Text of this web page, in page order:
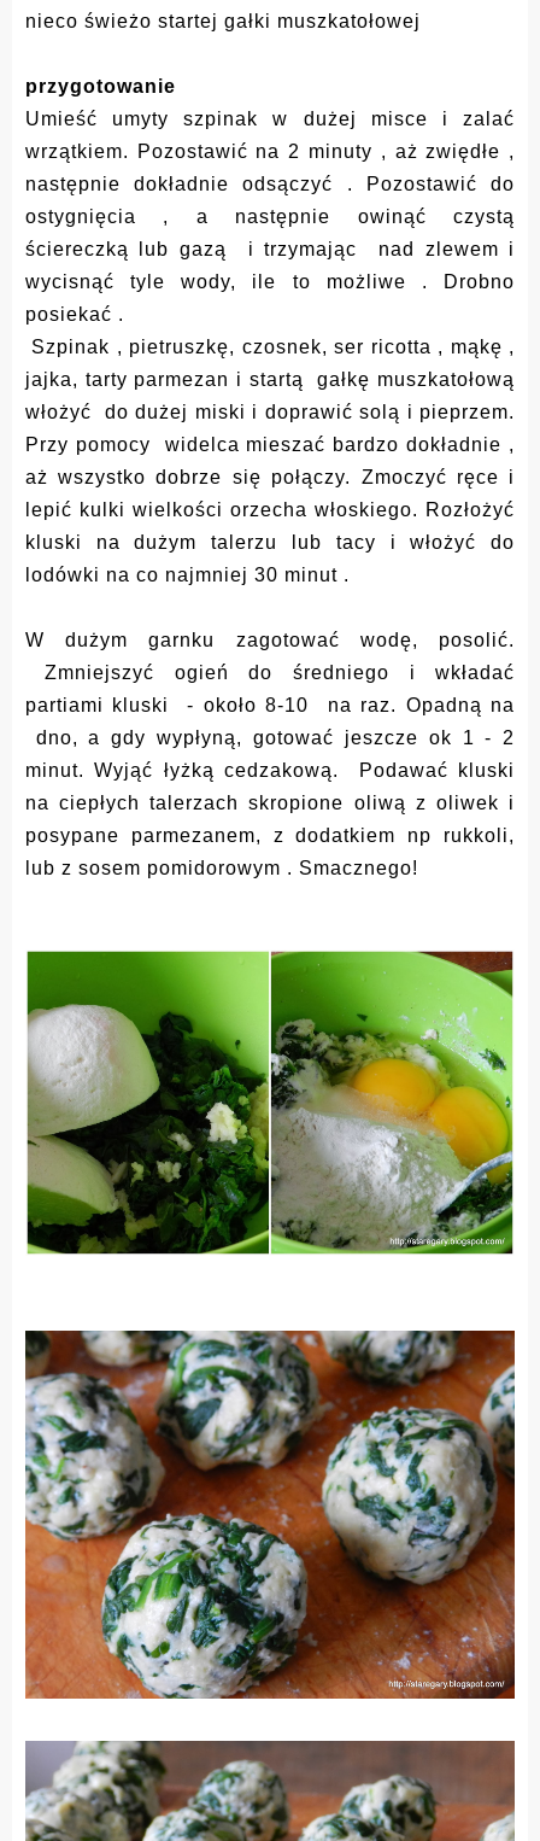
nieco świeżo startej gałki muszkatołowej
przygotowanie
Umieść umyty szpinak w dużej misce i zalać
wrzątkiem. Pozostawić na 2 minuty , aż zwiędłe ,
następnie dokładnie odsączyć . Pozostawić do
ostygnięcia , a następnie owinąć czystą
ściereczką lub gazą i trzymając nad zlewem i
wycisnąć tyle wody, ile to możliwe . Drobno
posiekać .
Szpinak , pietruszkę, czosnek, ser ricotta , mąkę ,
jajka, tarty parmezan i startą gałkę muszkatołową
włożyć do dużej miski i doprawić solą i pieprzem.
Przy pomocy widelca mieszać bardzo dokładnie ,
aż wszystko dobrze się połączy. Zmoczyć ręce i
lepić kulki wielkości orzecha włoskiego. Rozłożyć
kluski na dużym talerzu lub tacy i włożyć do
lodówki na co najmniej 30 minut .
W dużym garnku zagotować wodę, posolić.
Zmniejszyć ogień do średniego i wkładać
partiami kluski - około 8-10 na raz. Opadną na
dno, a gdy wypłyną, gotować jeszcze ok 1 - 2
minut. Wyjąć łyżką cedzakową. Podawać kluski
na ciepłych talerzach skropione oliwą z oliwek i
posypane parmezanem, z dodatkiem np rukkoli,
lub z sosem pomidorowym . Smacznego!